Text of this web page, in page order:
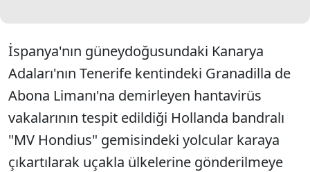
İspanya'nın güneydoğusundaki Kanarya
Adaları'nın Tenerife kentindeki Granadilla de
Abona Limanı'na demirleyen hantavirüs
vakalarının tespit edildiği Hollanda bandralı
"MV Hondius" gemisindeki yolcular karaya
çıkartılarak uçakla ülkelerine gönderilmeye